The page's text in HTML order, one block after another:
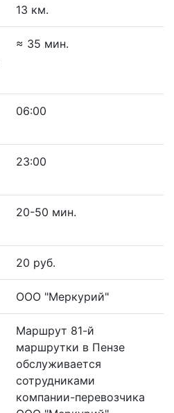
13 км.
≈ 35 мин.
06:00
23:00
20-50 мин.
20 руб.
ООО "Меркурий"
Маршрут 81-й
маршрутки в Пензе
обслуживается
сотрудниками
компании-перевозчика